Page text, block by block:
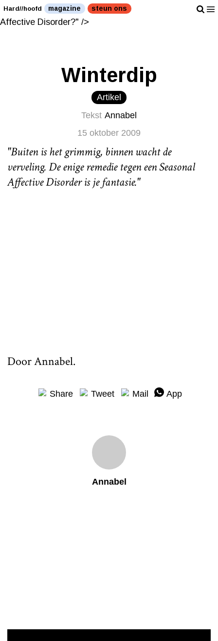
Heeft u ook zo'n last van een Seasonal Affective
Disorder?" />Heeft u ook zo'n last van een Seasonal
Affective Disorder?" />
Hard//hoofd magazine steun ons
Winterdip
Artikel
Tekst Annabel
15 oktober 2009
"Buiten is het grimmig, binnen wacht de
verveling. De enige remedie tegen een Seasonal
Affective Disorder is je fantasie."
Door Annabel.
Share Tweet Mail App
Annabel